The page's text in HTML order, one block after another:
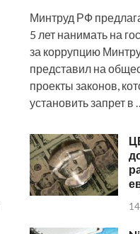
Минтруд РФ
5 лет нанимать на
за коррупцию
представил на
проекты законов,
установить запрет в